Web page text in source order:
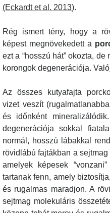
(Eckardt et al. 2013).
Rég ismert tény, hogy a
képest megnövekedett a
ezt a “hosszú hát” okozta,
korongok degenerációja.
Az összes kutyafajta
vizet veszít
és időnként
degenerációja sokkal
normál, hosszú lábakkal
rövidlábú fajtákban a
amelyek képesek
tartanak fenn, amely
és rugalmas maradjon. A
sejtmag molekuláris